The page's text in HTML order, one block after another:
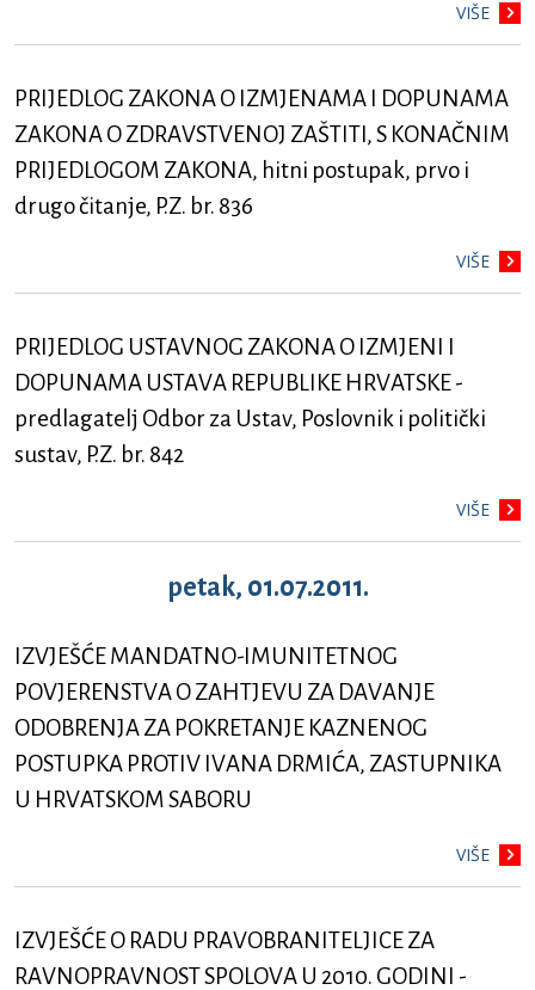
VIŠE
PRIJEDLOG ZAKONA O IZMJENAMA I DOPUNAMA
ZAKONA O ZDRAVSTVENOJ ZAŠTITI, S KONAČNIM
PRIJEDLOGOM ZAKONA, hitni postupak, prvo i
drugo čitanje, P.Z. br. 836
VIŠE
PRIJEDLOG USTAVNOG ZAKONA O IZMJENI I
DOPUNAMA USTAVA REPUBLIKE HRVATSKE -
predlagatelj Odbor za Ustav, Poslovnik i politički
sustav, P.Z. br. 842
VIŠE
petak, 01.07.2011.
IZVJEŠĆE MANDATNO-IMUNITETNOG
POVJERENSTVA O ZAHTJEVU ZA DAVANJE
ODOBRENJA ZA POKRETANJE KAZNENOG
POSTUPKA PROTIV IVANA DRMIĆA, ZASTUPNIKA
U HRVATSKOM SABORU
VIŠE
IZVJEŠĆE O RADU PRAVOBRANITELJICE ZA
RAVNOPRAVNOST SPOLOVA U 2010. GODINI -